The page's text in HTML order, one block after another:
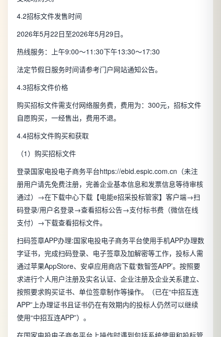
4.2招标文件发售时间
2026年5月22日至2026年5月29日。
热线服务：上午9:00～11:30下午13:30～17:30
法定节假日服务时间请参考门户网站通知公告。
4.3招标文件价格
购买招标文件需支付网络服务费，费用为：300元，招标文件
自愿购买，一经售出，费用不退。
4.4招标文件购买和获取
（1）购买招标文件
登录国家电投电子商务平台https://ebid.espic.com.cn（未注
册用户请先免费注册，完善企业基本信息和发票信息等待审核
通过）→在下载中心下载【电能e招采投标管家】客户端→扫
码登录/用户名登录→查看招标公告→支付标书费（微信在线
支付）→下载查看招标文件。
扫码签章APP办理:国家电投电子商务平台使用手机APP办理数
字证书，完成扫码登录、电子签章及加解密等工作，投标人需
通过苹果AppStore、安卓应用商店下载‘数智签APP’。按照要
求进行个人用户注册及实名认证、企业注册及企业关系建立、
按照要求购买证书、单位签章制作等操作。（已在“中招互连
APP”上办理证书且证书仍在有效期内的投标人仍然可以继续
使用“中招互连APP”）。